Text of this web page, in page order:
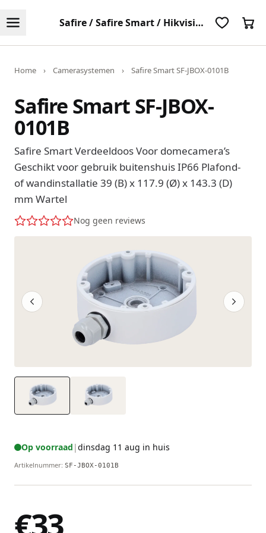
Safire / Safire Smart / Hikvision Camerabeugels
Home › Camerasystemen › Safire Smart SF-JBOX-0101B
Safire Smart SF-JBOX-
0101B
Safire Smart Verdeeldoos Voor domecamera’s
Geschikt voor gebruik buitenshuis IP66 Plafond-
of wandinstallatie 39 (B) x 117.9 (Ø) x 143.3 (D)
mm Wartel
Nog geen reviews
Op voorraad |dinsdag 11 aug in huis
Artikelnummer: SF-JBOX-0101B
€33